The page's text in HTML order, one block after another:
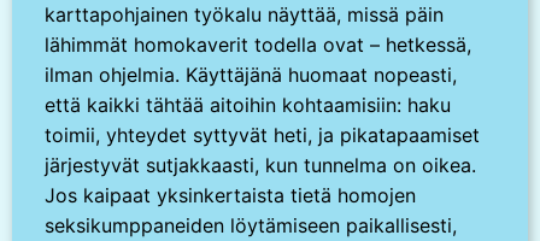
karttapohjainen työkalu näyttää, missä päin
lähimmät homokaverit todella ovat – hetkessä,
ilman ohjelmia. Käyttäjänä huomaat nopeasti,
että kaikki tähtää aitoihin kohtaamisiin: haku
toimii, yhteydet syttyvät heti, ja pikatapaamiset
järjestyvät sutjakkaasti, kun tunnelma on oikea.
Jos kaipaat yksinkertaista tietä homojen
seksikumppaneiden löytämiseen paikallisesti,